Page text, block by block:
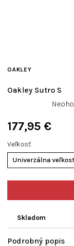
Veľkosť
Univerzálna veľkosť
177,95 €
Skladom
Oakley Sutro S
OAKLEY
produktu
z
5
Podrobný popis